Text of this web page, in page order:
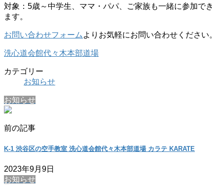
対象：5歳～中学生、ママ・パパ、ご家族も一緒に参加でき
ます。
お問い合わせフォーム よりお気軽にお問い合わせください。
洗心道会館代々木本部道場
カテゴリー
お知らせ
お知らせ
前の記事
K-1 渋谷区の空手教室 洗心道会館代々木本部道場 カラテ KARATE
2023年9月9日
お知らせ